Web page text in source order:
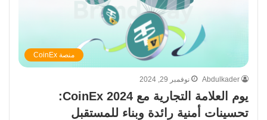
منصة CoinEx
Abdulkader نوفمبر 29, 2024
يوم العلامة التجارية مع CoinEx 2024:
تحسينات أمنية رائدة وبناء للمستقبل